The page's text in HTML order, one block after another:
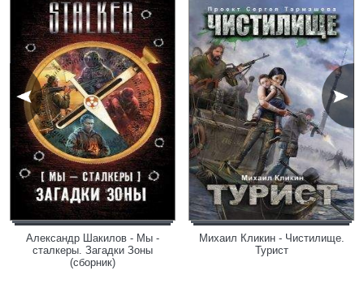
Александр Шакилов - Мы -
сталкеры. Загадки Зоны
(сборник)
Михаил Кликин - Чистилище.
Турист